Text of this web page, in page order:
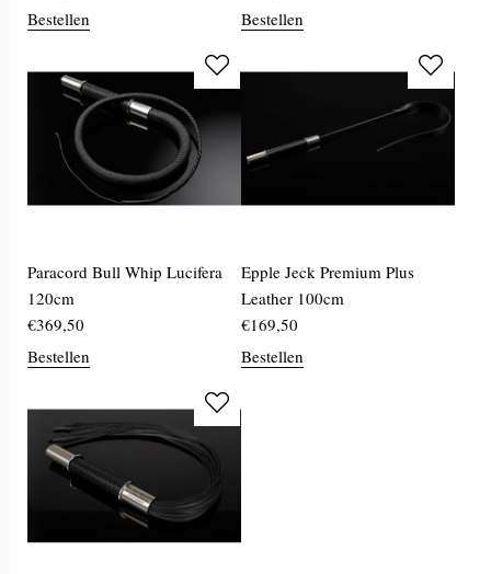
Bestellen
Bestellen
Paracord Bull Whip Lucifera
120cm
€369,50
Bestellen
Epple Jeck Premium Plus
Leather 100cm
€169,50
Bestellen